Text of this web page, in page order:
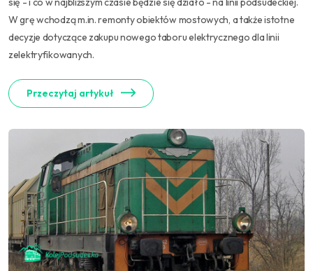
W grę wchodzą m.in. remonty obiektów mostowych, a także istotne
decyzje dotyczące zakupu nowego taboru elektrycznego dla linii
zelektryfikowanych.
Przeczytaj artykuł